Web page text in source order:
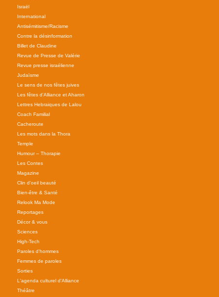
Israël
International
Antisémitisme/Racisme
Contre la désinformation
Billet de Claudine
Revue de Presse de Valérie
Revue presse israélienne
Judaïsme
Le sens de nos fêtes juives
Les fêtes d'Alliance et Aharon
Lettres Hebraiques de Lalou
Coach Familial
Cacheroute
Les mots dans la Thora
Temple
Humour – Thorapie
Les Contes
Magazine
Clin d'oeil beauté
Bien-être & Santé
Relook Ma Mode
Reportages
Décor & vous
Sciences
High-Tech
Paroles d'hommes
Femmes de paroles
Sorties
L'agenda culturel d'Alliance
Théâtre